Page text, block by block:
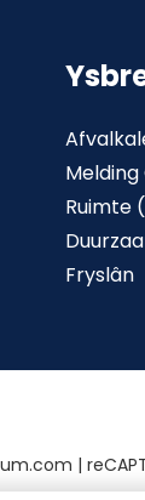
Ruimte
Fryslân
|